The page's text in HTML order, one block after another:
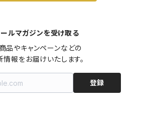
ールマガジンを受け取る
品やキャンペーンなどの
情報をお届けいたします。
登録